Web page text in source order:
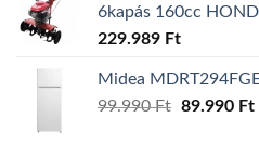
6kapás 160cc
229.989 Ft
Midea
99.990Ft Original
89.990 Ft